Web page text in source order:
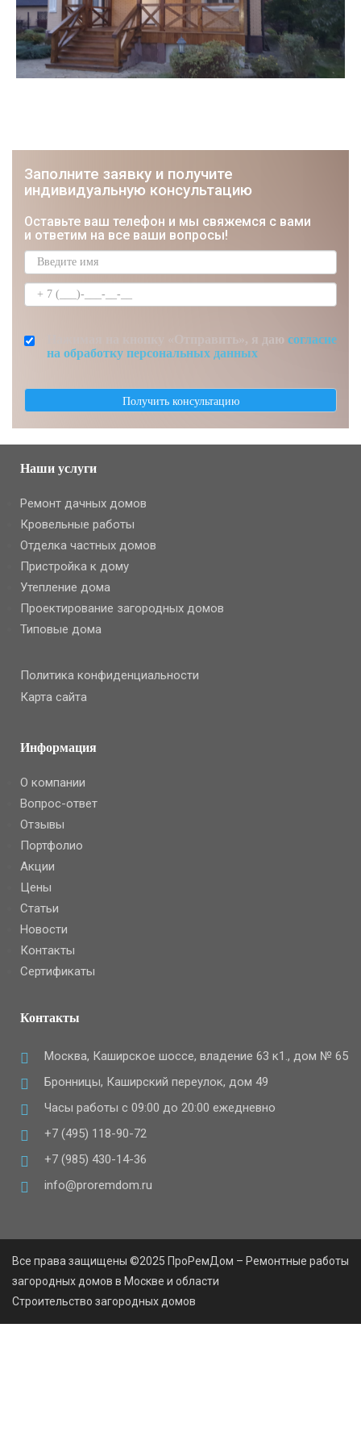
Строитель, Мастер отделочник
Заполните заявку и получите
индивидуальную консультацию
Оставьте ваш телефон и мы свяжемся с вами
и ответим на все ваши вопросы!
Нажимая на кнопку «Отправить», я даю согласие
на обработку персональных данных
Наши услуги
Ремонт дачных домов
Кровельные работы
Отделка частных домов
Пристройка к дому
Утепление дома
Проектирование загородных домов
Типовые дома
Политика конфиденциальности
Карта сайта
Информация
О компании
Вопрос-ответ
Отзывы
Портфолио
Акции
Цены
Статьи
Новости
Контакты
Сертификаты
Контакты
Москва, Каширское шоссе, владение 63 к1., дом № 65
Бронницы, Каширский переулок, дом 49
Часы работы с 09:00 до 20:00 ежедневно
+7 (495) 118-90-72
+7 (985) 430-14-36
info@proremdom.ru
Все права защищены ©2025 ПроРемДом – Ремонтные работы
загородных домов в Москве и области
Строительство загородных домов